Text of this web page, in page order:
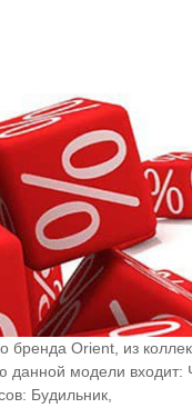
бренда Orient, из
данной модели входит:
Будильник,